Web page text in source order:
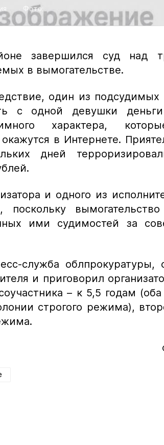
Фото:
завершился суд над
в вымогательстве.
один из
с одной девушки
характера,
в Интернете.
дней
и одного из
поскольку
ими судимостей за
служба облпрокуратуры,
и приговорил
– к 5,5 годам
строгого режима),